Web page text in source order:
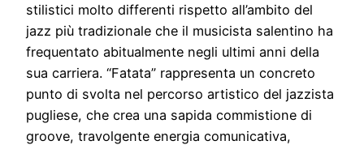
stilistici molto differenti rispetto all’ambito del
jazz più tradizionale che il musicista salentino ha
frequentato abitualmente negli ultimi anni della
sua carriera. “Fatata” rappresenta un concreto
punto di svolta nel percorso artistico del jazzista
pugliese, che crea una sapida commistione di
groove, travolgente energia comunicativa,